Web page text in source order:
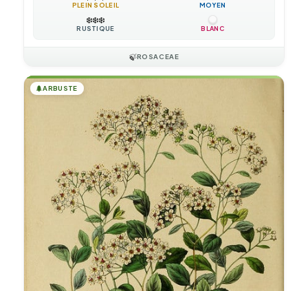
PLEIN SOLEIL MOYEN
❄️❄️❄️
RUSTIQUE BLANC
🍃ROSACEAE
🌲ARBUSTE